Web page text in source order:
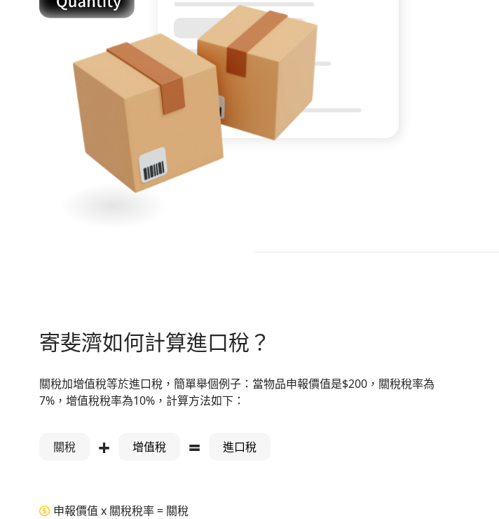
寄斐濟如何計算進口稅？
關稅加增值稅等於進口稅，簡單舉個例子：當物品申報價值是$200，關稅稅率為
7%，增值稅稅率為10%，計算方法如下：
關稅 + 增值稅 = 進口稅
申報價值 x 關稅稅率 = 關稅